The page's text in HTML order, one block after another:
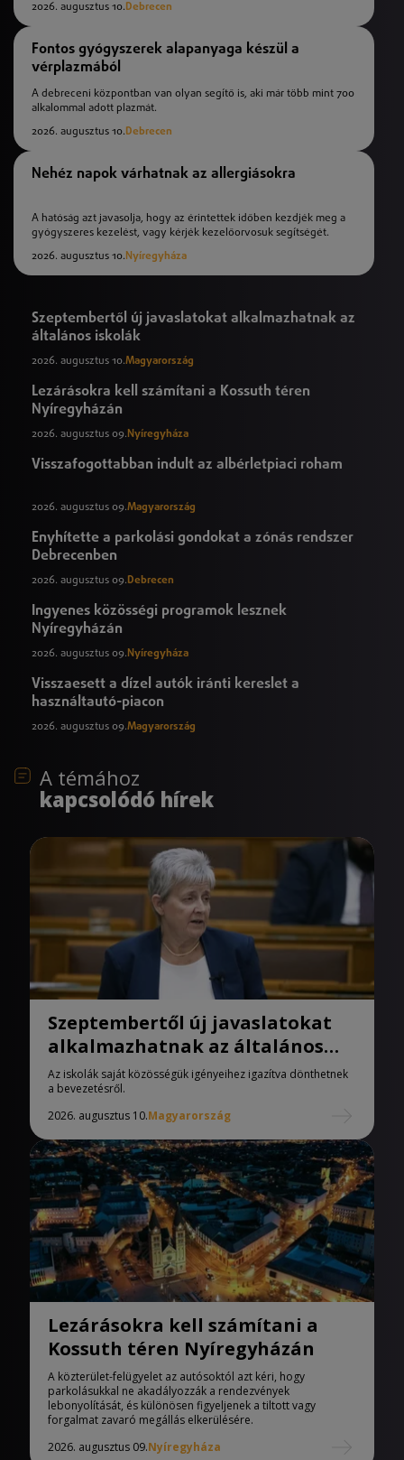
2026. augusztus 10.Debrecen
Fontos gyógyszerek alapanyaga készül a
vérplazmából
A debreceni központban van olyan segítő is, aki már több mint 700
alkalommal adott plazmát.
2026. augusztus 10.Debrecen
Nehéz napok várhatnak az allergiásokra
A hatóság azt javasolja, hogy az érintettek időben kezdjék meg a
gyógyszeres kezelést, vagy kérjék kezelőorvosuk segítségét.
2026. augusztus 10. Nyíregyháza
Szeptembertől új javaslatokat alkalmazhatnak az
általános iskolák
2026. augusztus 10.Magyarország
Lezárásokra kell számítani a Kossuth téren
Nyíregyházán
2026. augusztus 09. Nyíregyháza
Visszafogottabban indult az albérletpiaci roham
2026. augusztus 09.Magyarország
Enyhítette a parkolási gondokat a zónás rendszer
Debrecenben
2026. augusztus 09.Debrecen
Ingyenes közösségi programok lesznek
Nyíregyházán
2026. augusztus 09. Nyíregyháza
Visszaesett a dízel autók iránti kereslet a
használtautó-piacon
2026. augusztus 09.Magyarország
A témához
kapcsolódó hírek
Szeptembertől új javaslatokat
alkalmazhatnak az általános
iskolák
Az iskolák saját közösségük igényeihez igazítva dönthetnek
a bevezetésről.
2026. augusztus 10.Magyarország
Lezárásokra kell számítani a
Kossuth téren Nyíregyházán
A közterület-felügyelet az autósoktól azt kéri, hogy
parkolásukkal ne akadályozzák a rendezvények
lebonyolítását, és különösen figyeljenek a tiltott vagy
forgalmat zavaró megállás elkerülésére.
2026. augusztus 09.Nyíregyháza